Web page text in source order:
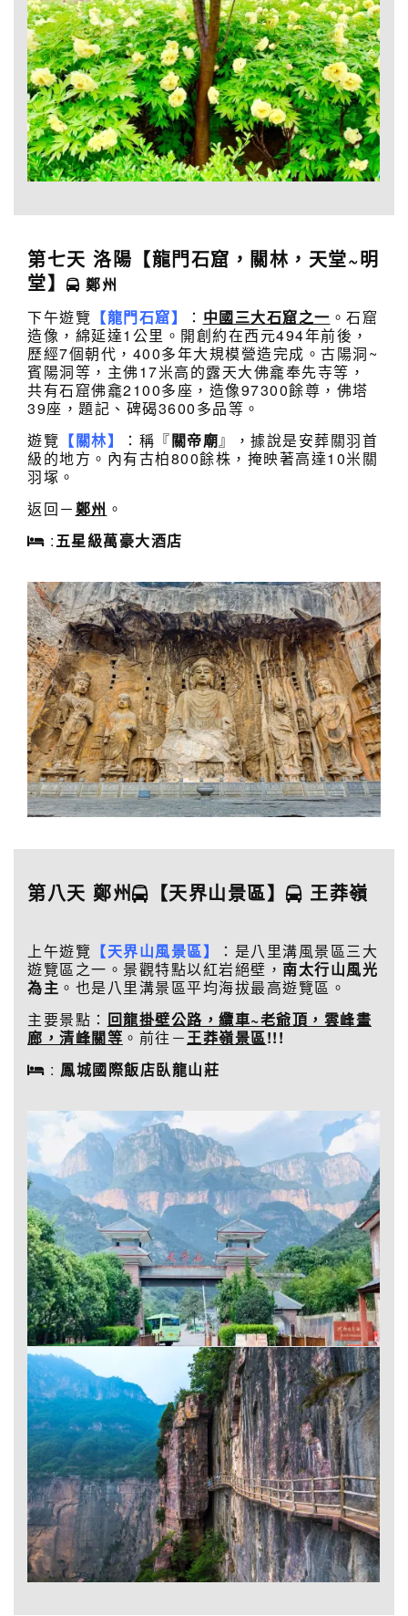
第七天 洛陽【龍門石窟，關林，天堂~明
堂】
鄭州
下午遊覽 【龍門石窟】 ： 中國三大石窟之一 。石窟
造像，綿延達1公里。開創約在西元494年前後，
歷經7個朝代，400多年大規模營造完成。古陽洞~
賓陽洞等，主佛17米高的露天大佛龕奉先寺等，
共有石窟佛龕2100多座，造像97300餘尊，佛塔
39座，題記、碑碣3600多品等。
遊覽 【關林】 ：稱『關帝廟』，據說是安葬關羽首
級的地方。內有古柏800餘株，掩映著高達10米關
羽塚。
返回－鄭州 。
:五星級萬豪大酒店
第八天 鄭州 【天界山景區】 王莽嶺
上午遊覽 【天界山風景區】
：是八里溝風景區三大
遊覽區之一。景觀特點以紅岩絕壁， 南太行山風光
為主 。也是八里溝景區平均海拔最高遊覽區。
主要景點： 回龍掛壁公路， 纜車~老爺頂，雲峰畫
廊，清峰關等 。前往－王莽嶺景區!!!
: 鳳城國際飯店臥龍山莊